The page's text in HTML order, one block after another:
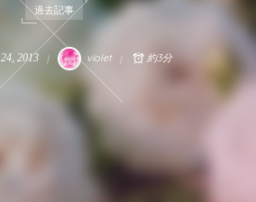
過去記事
24,2013 violet 約3分